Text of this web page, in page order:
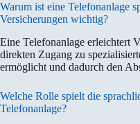
Warum ist eine Telefonanlage
Versicherungen wichtig?
Eine Telefonanlage erleichtert
direkten Zugang zu
ermöglicht und dadurch den
Welche Rolle spielt die
Telefonanlage?